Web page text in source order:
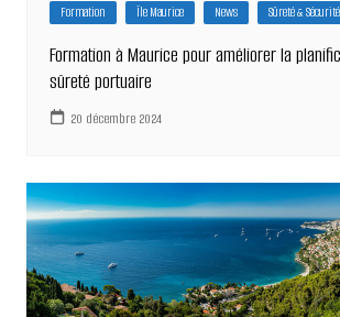
Formation Île Maurice News Sûreté &
Formation à Maurice pour améliorer la
sûreté portuaire
20 décembre 2024